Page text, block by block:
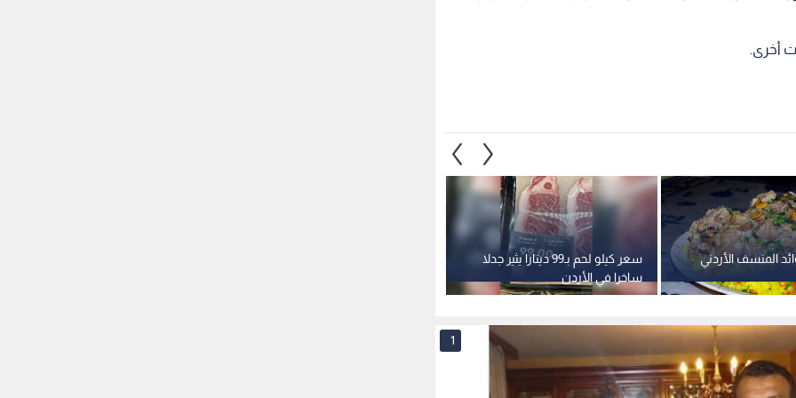
أخرى.
سعر كيلو لحم بـ99 دينارا يثير جدلا
ساخرا في الأردن
المنسف الأردني
1